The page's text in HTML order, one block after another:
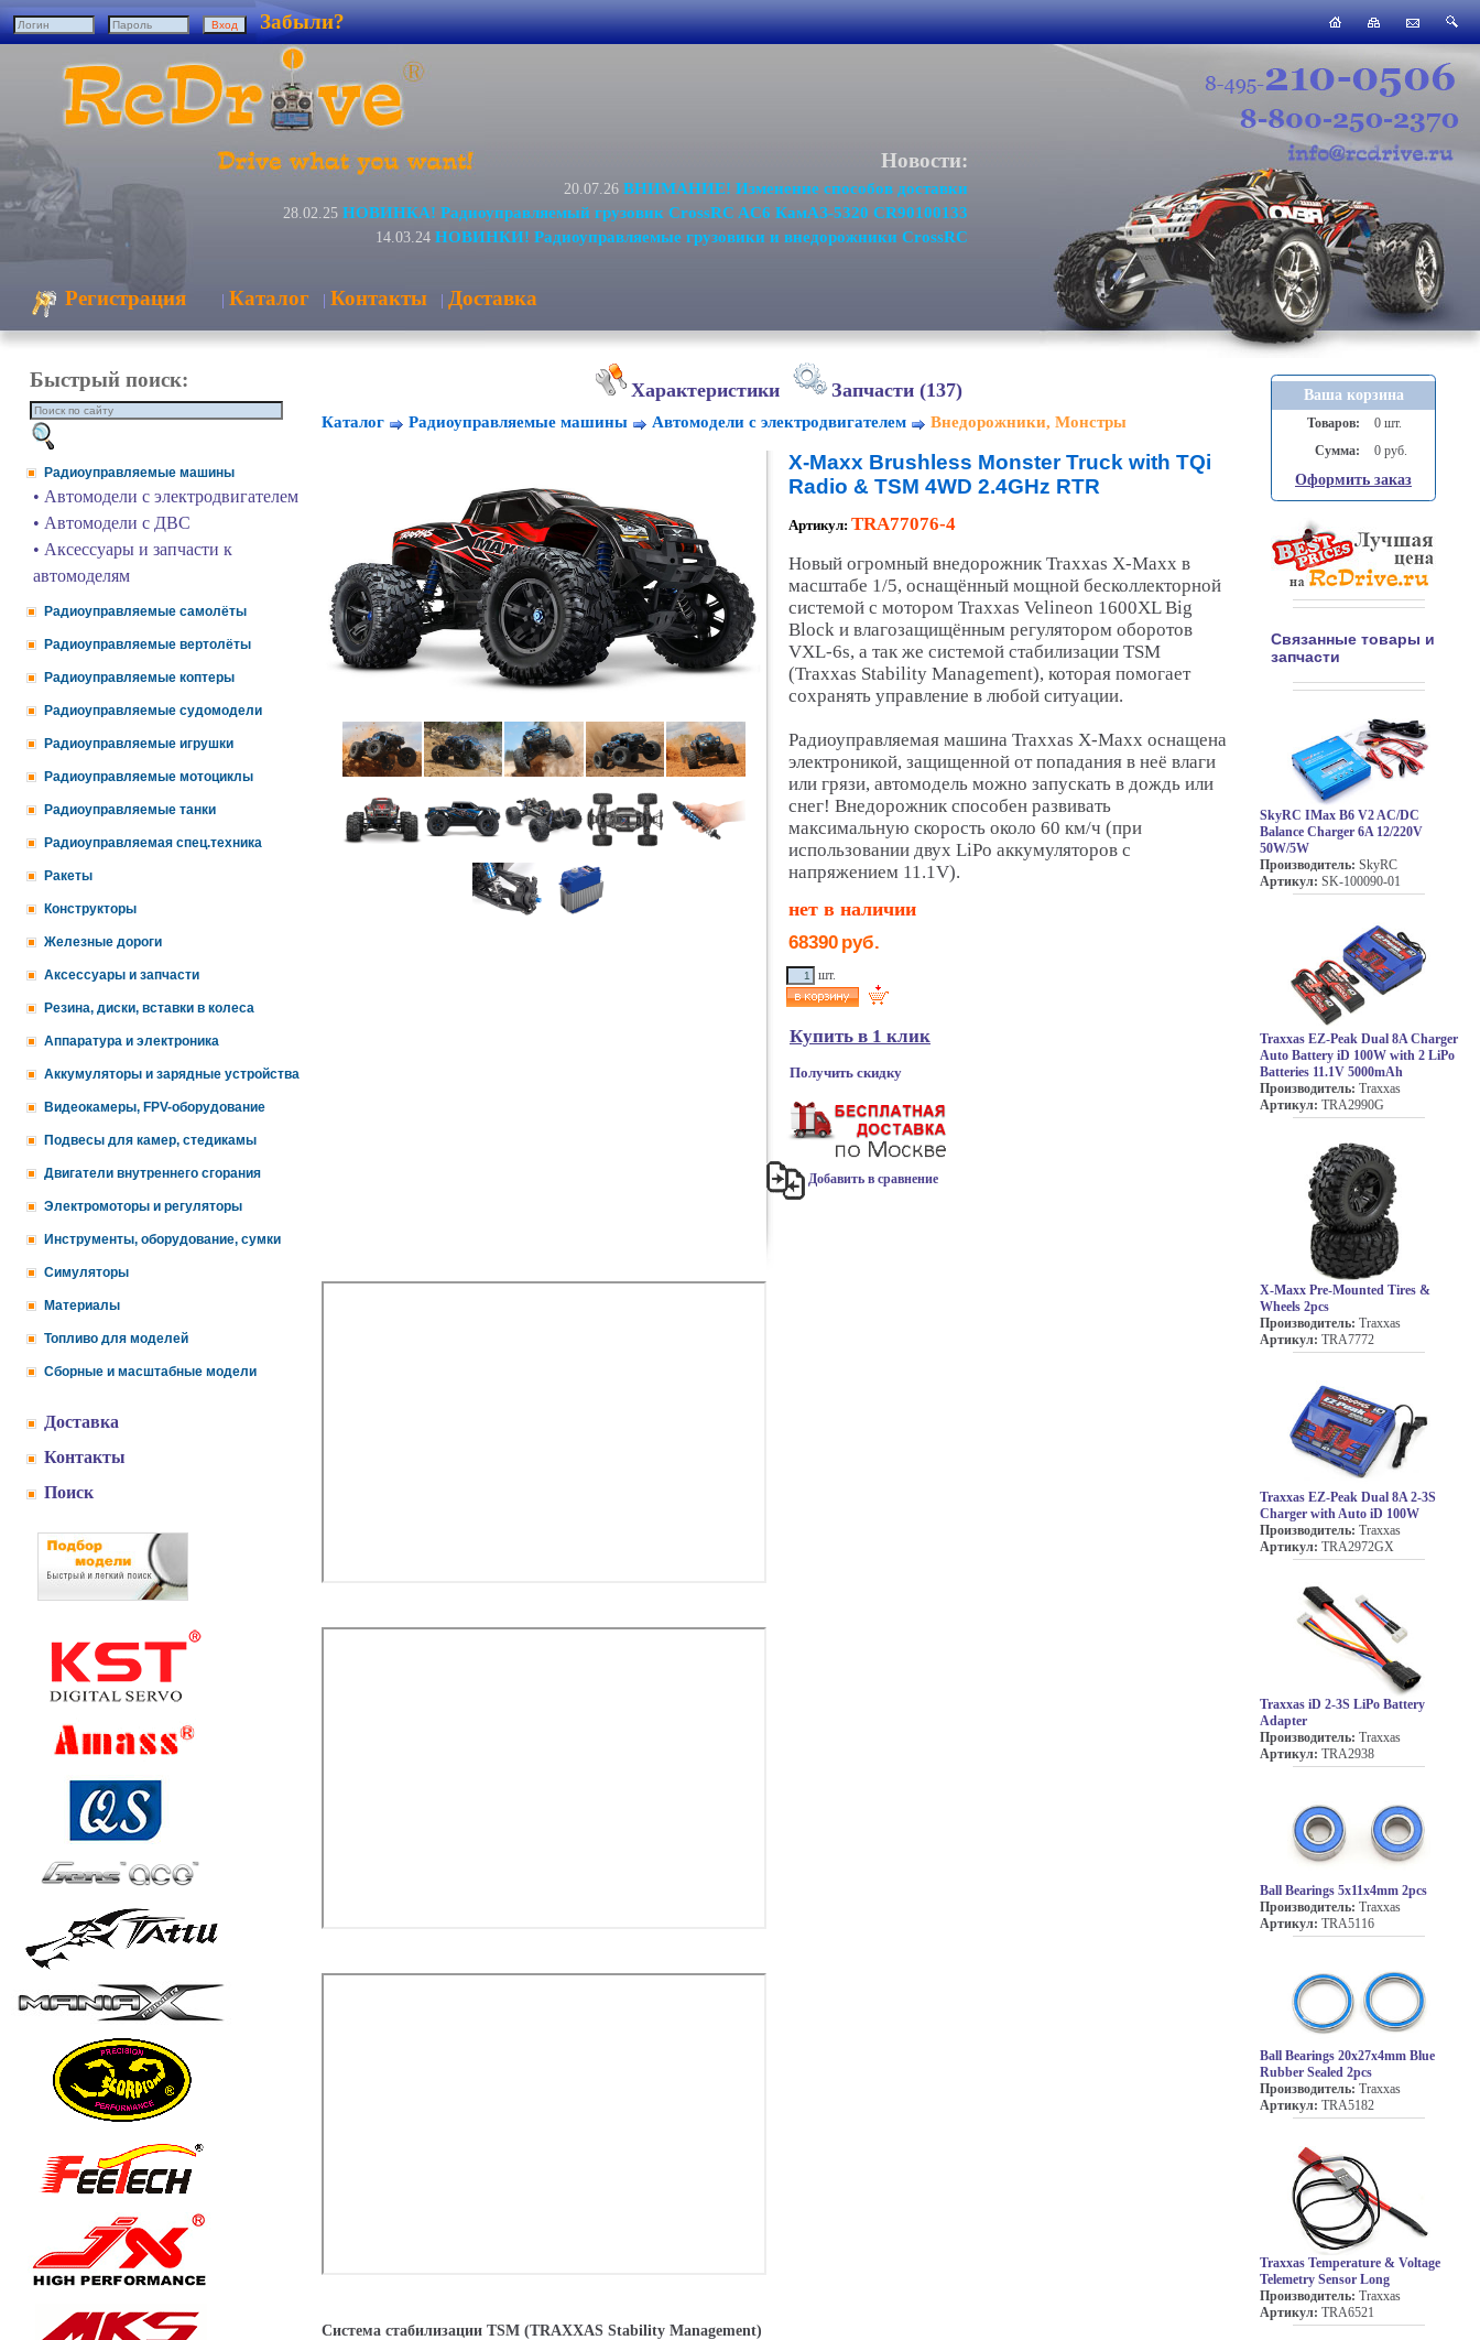
Забыли?
Новости:
20.07.26 ВНИМАНИЕ! Изменение способов доставки
28.02.25 НОВИНКА! Радиоуправляемый грузовик CrossRC AC6 КамАЗ-5320 CR90100133
14.03.24 НОВИНКИ! Радиоуправляемые грузовики и внедорожники CrossRC
Регистрация | Каталог | Контакты | Доставка
Быстрый поиск:
Радиоуправляемые машины
• Автомодели с электродвигателем
• Автомодели с ДВС
• Аксессуары и запчасти к
автомоделям
Радиоуправляемые самолёты
Радиоуправляемые вертолёты
Радиоуправляемые коптеры
Радиоуправляемые судомодели
Радиоуправляемые игрушки
Радиоуправляемые мотоциклы
Радиоуправляемые танки
Радиоуправляемая спец.техника
Ракеты
Конструкторы
Железные дороги
Аксессуары и запчасти
Резина, диски, вставки в колеса
Аппаратура и электроника
Аккумуляторы и зарядные устройства
Видеокамеры, FPV-оборудование
Подвесы для камер, стедикамы
Двигатели внутреннего сгорания
Электромоторы и регуляторы
Инструменты, оборудование, сумки
Симуляторы
Материалы
Топливо для моделей
Сборные и масштабные модели
Доставка
Контакты
Поиск
Характеристики Запчасти (137)
Каталог Радиоуправляемые машины Автомодели с электродвигателем Внедорожники, Монстры
X-Maxx Brushless Monster Truck with TQi
Radio & TSM 4WD 2.4GHz RTR
Артикул: TRA77076-4
Новый огромный внедорожник Traxxas X-Maxx в
масштабе 1/5, оснащённый мощной бесколлекторной
системой с мотором Traxxas Velineon 1600XL Big
Block и влагозащищённым регулятором оборотов
VXL-6s, а так же системой стабилизации TSM
(Traxxas Stability Management), которая помогает
сохранять управление в любой ситуации.
Радиоуправляемая машина Traxxas X-Maxx оснащена
электроникой, защищенной от попадания в неё влаги
или грязи, автомодель можно запускать в дождь или
снег! Внедорожник способен развивать
максимальную скорость около 60 км/ч (при
использовании двух LiPo аккумуляторов с
напряжением 11.1V).
нет в наличии
68390 руб.
шт.
Купить в 1 клик
Получить скидку
Добавить в сравнение
Система стабилизации TSM (TRAXXAS Stability Management)
Ваша корзина
Товаров:
0 шт.
Сумма:
0 руб.
Оформить заказ
Связанные товары и
запчасти
SkyRC IMax B6 V2 AC/DC
Balance Charger 6A 12/220V
50W/5W
Производитель: SkyRC
Артикул: SK-100090-01
Traxxas EZ-Peak Dual 8A Charger
Auto Battery iD 100W with 2 LiPo
Batteries 11.1V 5000mAh
Производитель: Traxxas
Артикул: TRA2990G
X-Maxx Pre-Mounted Tires &
Wheels 2pcs
Производитель: Traxxas
Артикул: TRA7772
Traxxas EZ-Peak Dual 8A 2-3S
Charger with Auto iD 100W
Производитель: Traxxas
Артикул: TRA2972GX
Traxxas iD 2-3S LiPo Battery
Adapter
Производитель: Traxxas
Артикул: TRA2938
Ball Bearings 5x11x4mm 2pcs
Производитель: Traxxas
Артикул: TRA5116
Ball Bearings 20x27x4mm Blue
Rubber Sealed 2pcs
Производитель: Traxxas
Артикул: TRA5182
Traxxas Temperature & Voltage
Telemetry Sensor Long
Производитель: Traxxas
Артикул: TRA6521